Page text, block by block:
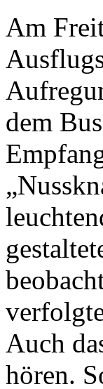
Am
dem
Auch
hören.